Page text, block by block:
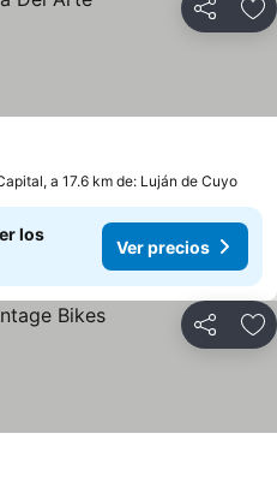
Compartir
a 17.6 km de: Luján de Cuyo
los
Ver precios
Compartir